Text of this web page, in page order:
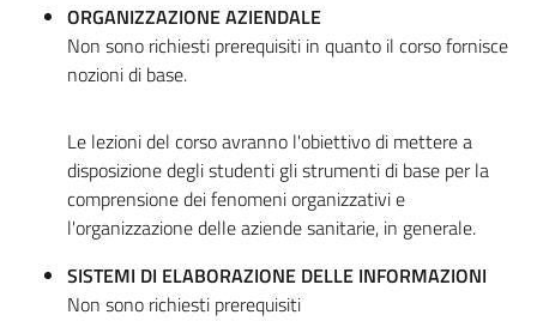
ORGANIZZAZIONE AZIENDALE
Non sono richiesti prerequisiti in quanto il corso fornisce
nozioni di base.
Le lezioni del corso avranno l'obiettivo di mettere a
disposizione degli studenti gli strumenti di base per la
comprensione dei fenomeni organizzativi e
l'organizzazione delle aziende sanitarie, in generale.
SISTEMI DI ELABORAZIONE DELLE INFORMAZIONI
Non sono richiesti prerequisiti